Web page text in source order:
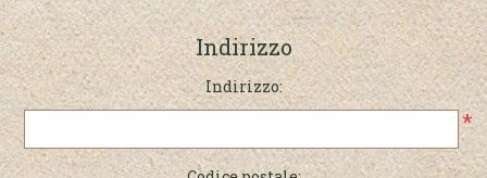
Indirizzo
Indirizzo:
*